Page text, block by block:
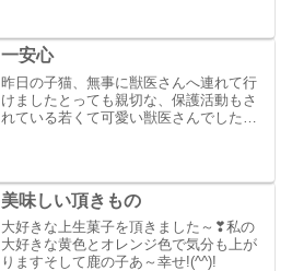
満足の世界ですね！あぁ～...
一安心
昨日の子猫、無事に獣医さんへ連れて行
けましたとっても親切な、保護活動もさ
れている若くて可愛い獣医さんでした引
ど目につく所に出てこない...
美味しい頂きもの
大好きな上生菓子を頂きました～❣私の
大好きな黄色とオレンジ色で気分も上が
りますそして鹿の子あ～幸せ!(^^)!